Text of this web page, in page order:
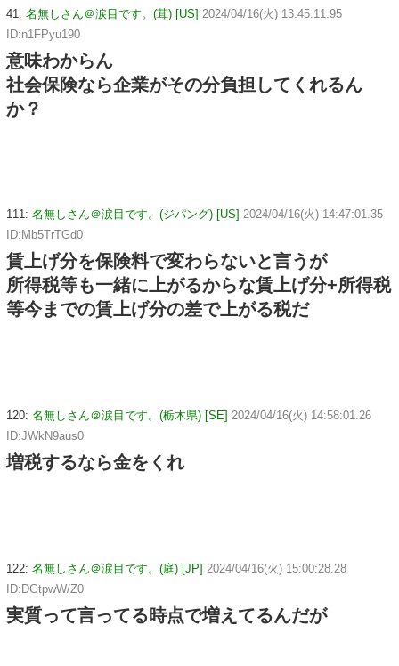
41: 名無しさん＠涙目です。(茸) [US] 2024/04/16(火) 13:45:11.95
ID:n1FPyu190
意味わからん
社会保険なら企業がその分負担してくれるん
か？
111: 名無しさん＠涙目です。(ジパング) [US] 2024/04/16(火) 14:47:01.35
ID:Mb5TrTGd0
賃上げ分を保険料で変わらないと言うが
所得税等も一緒に上がるからな賃上げ分+所得税
等今までの賃上げ分の差で上がる税だ
120: 名無しさん＠涙目です。(栃木県) [SE] 2024/04/16(火) 14:58:01.26
ID:JWkN9aus0
増税するなら金をくれ
122: 名無しさん＠涙目です。(庭) [JP] 2024/04/16(火) 15:00:28.28
ID:DGtpwW/Z0
実質って言ってる時点で増えてるんだが